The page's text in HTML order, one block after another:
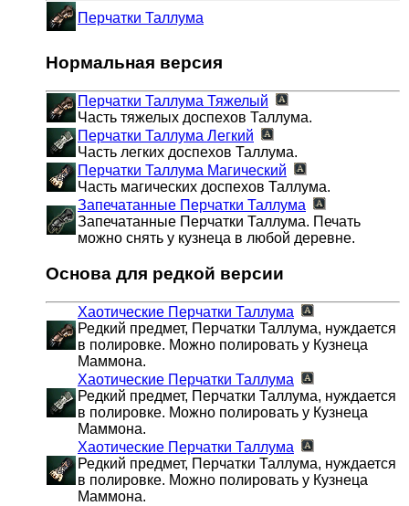
Перчатки Таллума
Нормальная версия
Перчатки Таллума Тяжелый
Часть тяжелых доспехов Таллума.
Перчатки Таллума Легкий
Часть легких доспехов Таллума.
Перчатки Таллума Магический
Часть магических доспехов Таллума.
Запечатанные Перчатки Таллума
Запечатанные Перчатки Таллума. Печать
можно снять у кузнеца в любой деревне.
Основа для редкой версии
Хаотические Перчатки Таллума
Редкий предмет, Перчатки Таллума, нуждается
в полировке. Можно полировать у Кузнеца
Маммона.
Хаотические Перчатки Таллума
Редкий предмет, Перчатки Таллума, нуждается
в полировке. Можно полировать у Кузнеца
Маммона.
Хаотические Перчатки Таллума
Редкий предмет, Перчатки Таллума, нуждается
в полировке. Можно полировать у Кузнеца
Маммона.